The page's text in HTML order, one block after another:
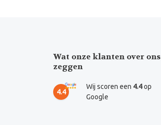
Wat onze klanten over ons
zeggen
4.4
Wij scoren een 4.4op
Google